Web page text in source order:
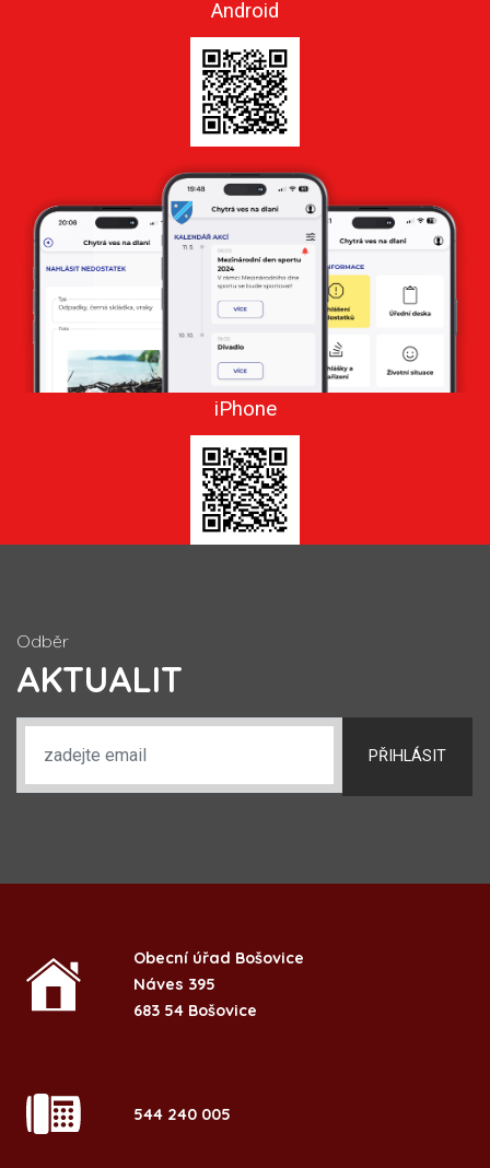
Android
iPhone
Odběr
AKTUALIT
PŘIHLÁSIT
Obecní úřad Bošovice
Náves 395
683 54 Bošovice
544 240 005